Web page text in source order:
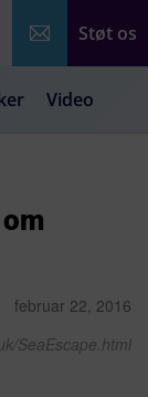
Støt os
Video
februar 22, 2016
SeaEscape.html